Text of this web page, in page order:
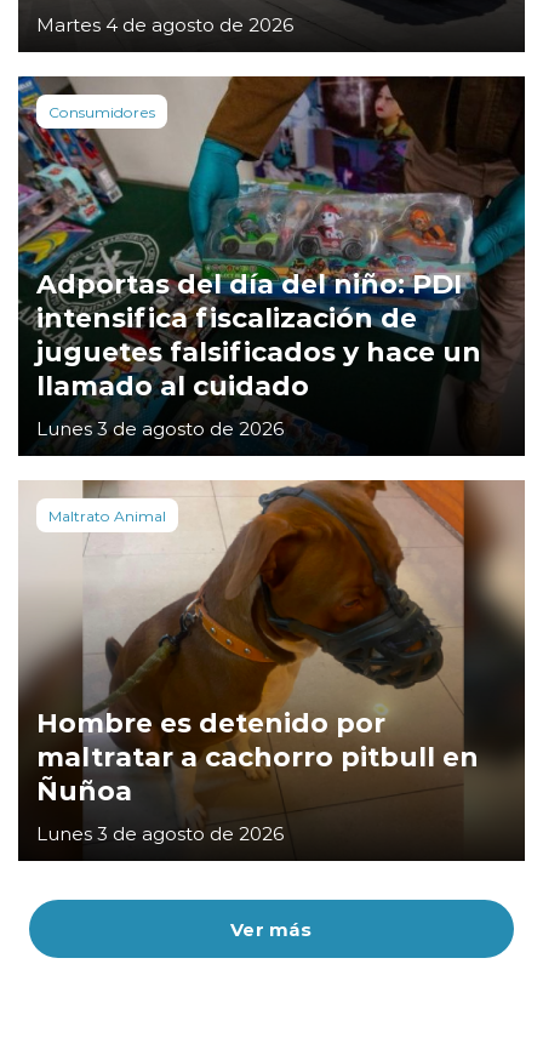
Ver más
Martes 4 de agosto de 2026
Consumidores
Adportas del día del niño: PDI
intensifica fiscalización de
juguetes falsificados y hace un
llamado al cuidado
Lunes 3 de agosto de 2026
Maltrato Animal
Hombre es detenido por
maltratar a cachorro pitbull en
Ñuñoa
Lunes 3 de agosto de 2026